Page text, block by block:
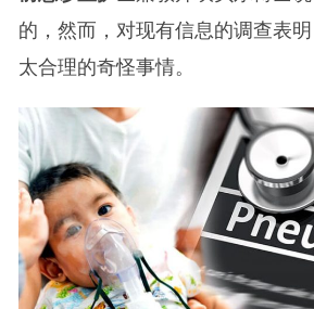
的，然而，对现有信息的调查表
太合理的奇怪事情。